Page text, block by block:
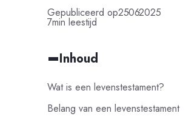
Gepubliceerd op25-06-2025
7min leestijd
Inhoud
Wat is een levenstestament?
Belang van een levenstestament